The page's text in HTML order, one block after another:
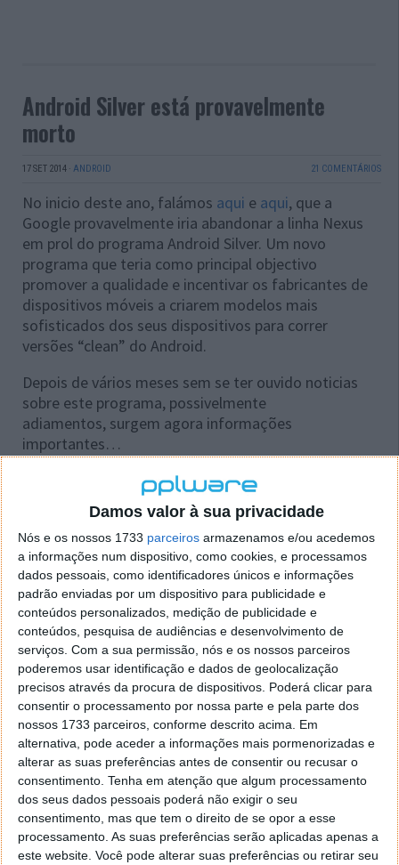
Damos valor à sua privacidade
Nós e os nossos 1733 parceiros armazenamos e/ou acedemos
a informações num dispositivo, como cookies, e processamos
dados pessoais, como identificadores únicos e informações
padrão enviadas por um dispositivo para publicidade e
conteúdos personalizados, medição de publicidade e
conteúdos, pesquisa de audiências e desenvolvimento de
serviços. Com a sua permissão, nós e os nossos parceiros
poderemos usar identificação e dados de geolocalização
precisos através da procura de dispositivos. Poderá clicar para
consentir o processamento por nossa parte e pela parte dos
nossos 1733 parceiros, conforme descrito acima. Em
alternativa, pode aceder a informações mais pormenorizadas e
alterar as suas preferências antes de consentir ou recusar o
consentimento. Tenha em atenção que algum processamento
dos seus dados pessoais poderá não exigir o seu
consentimento, mas que tem o direito de se opor a esse
processamento. As suas preferências serão aplicadas apenas a
este website. Você pode alterar suas preferências ou retirar seu
Android Silver está provavelmente
morto
17 SET 2014 · ANDROID 21 COMENTÁRIOS
No inicio deste ano, falámos aqui e aqui, que a
Google provavelmente iria abandonar a linha Nexus
em prol do programa Android Silver. Um novo
programa que teria como principal objectivo
promover a qualidade e incentivar os fabricantes de
dispositivos móveis a criarem modelos mais
sofisticados dos seus dispositivos para correr
versões “clean” do Android.
Depois de vários meses sem se ter ouvido noticias
sobre este programa, possivelmente
adiamentos, surgem agora informações
importantes…
Não haverá Nexus 6! Android Silver
chega em Fevereiro de 2015